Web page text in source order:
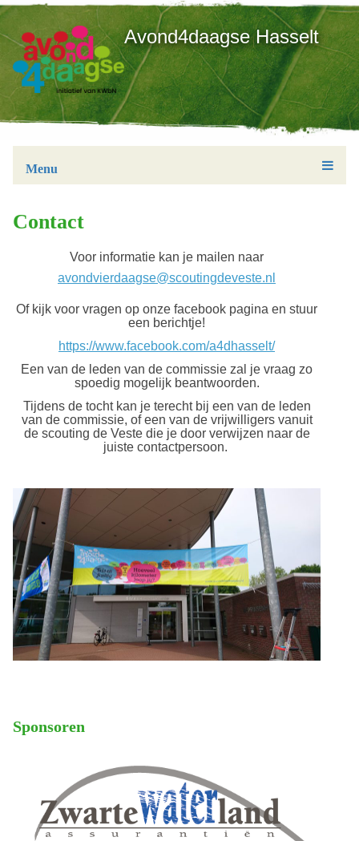
Avond4daagse Hasselt
Menu
Contact
Voor informatie kan je mailen naar
avondvierdaagse@scoutingdeveste.nl
Of kijk voor vragen op onze facebook pagina en stuur
een berichtje!
https://www.facebook.com/a4dhasselt/
Een van de leden van de commissie zal je vraag zo
spoedig mogelijk beantwoorden.
Tijdens de tocht kan je terecht bij een van de leden
van de commissie, of een van de vrijwilligers vanuit
de scouting de Veste die je door verwijzen naar de
juiste contactpersoon.
Sponsoren